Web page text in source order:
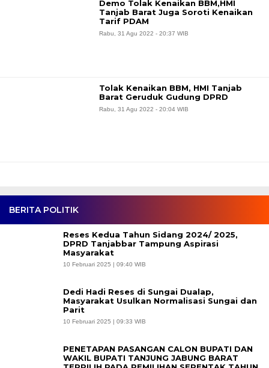
BERITA POLITIK
Reses Kedua Tahun Sidang 2024/ 2025,
DPRD Tanjabbar Tampung Aspirasi
Masyarakat
10 Februari 2025 | 09:40 WIB
Dedi Hadi Reses di Sungai Dualap,
Masyarakat Usulkan Normalisasi Sungai dan
Parit
10 Februari 2025 | 09:33 WIB
PENETAPAN PASANGAN CALON BUPATI DAN
WAKIL BUPATI TANJUNG JABUNG BARAT
Demo Tolak Kenaikan BBM,HMI
Tanjab Barat Juga Soroti Kenaikan
Tarif PDAM
Rabu, 31 Agu 2022 - 20:37 WIB
Tolak Kenaikan BBM, HMI Tanjab
Barat Geruduk Gudung DPRD
Rabu, 31 Agu 2022 - 20:04 WIB